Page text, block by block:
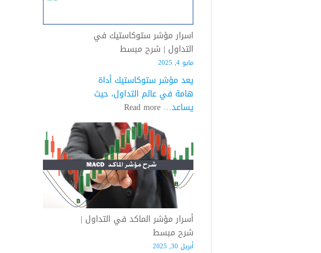
اسرار مؤشر ستوكاستيك في
التداول | شرح مبسط
مايو 4, 2025
يعد مؤشر ستوكاستيك أداة
هامة في عالم التداول، حيث
يساعد…Read more
:
اسرار
مؤشر
ستوكاستيك
في
التداول
|
مبسط
أسرار مؤشر الماكد في التداول |
شرح مبسط
أبريل 30, 2025